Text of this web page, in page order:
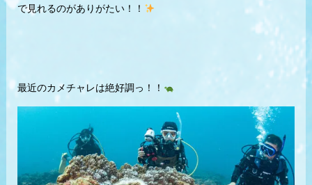
で見れるのがありがたい！！
最近のカメチャレは絶好調っ！！